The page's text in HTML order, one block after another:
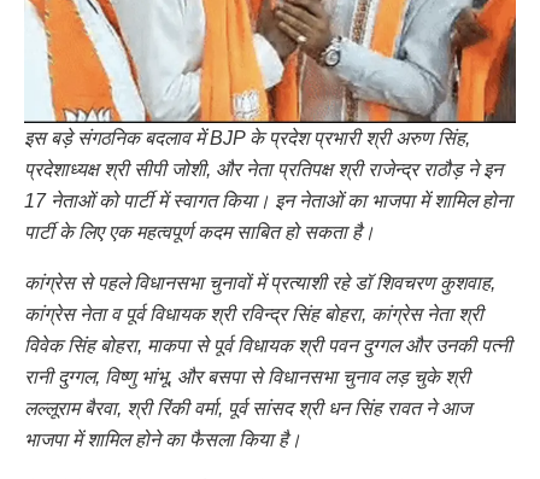
इस बड़े संगठनिक बदलाव में BJP के प्रदेश प्रभारी श्री अरुण सिंह,
प्रदेशाध्यक्ष श्री सीपी जोशी, और नेता प्रतिपक्ष श्री राजेन्द्र राठौड़ ने इन
17 नेताओं को पार्टी में स्वागत किया। इन नेताओं का भाजपा में शामिल होना
पार्टी के लिए एक महत्वपूर्ण कदम साबित हो सकता है।
कांग्रेस से पहले विधानसभा चुनावों में प्रत्याशी रहे डॉ शिवचरण कुशवाह,
कांग्रेस नेता व पूर्व विधायक श्री रविन्द्र सिंह बोहरा, कांग्रेस नेता श्री
विवेक सिंह बोहरा, माकपा से पूर्व विधायक श्री पवन दुग्गल और उनकी पत्नी
रानी दुग्गल, विष्णु भांभू, और बसपा से विधानसभा चुनाव लड़ चुके श्री
लल्लूराम बैरवा, श्री रिंकी वर्मा, पूर्व सांसद श्री धन सिंह रावत ने आज
भाजपा में शामिल होने का फैसला किया है।